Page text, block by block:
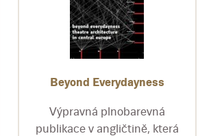
Beyond Everydayness
Výpravná plnobarevná
publikace v angličtině, která